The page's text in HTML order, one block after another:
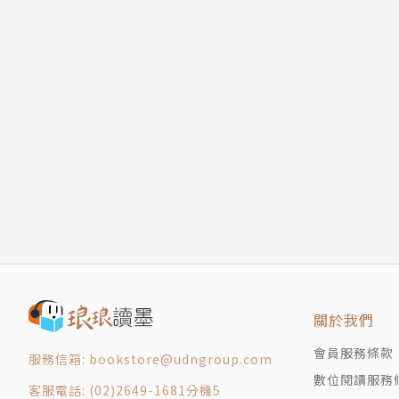
服務信箱: bookstore@udngroup.com
客服電話: (02)2649-1681分機5
關於我們
會員服務條款
數位閱讀服務